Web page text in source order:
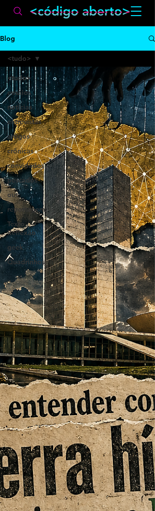
Blog
<tudo>
ensaios
notícias
entrevistas
artigos
crônicas
convidados
pescados
out
reportagem
Texto /
Reflexão
geek
Quadrinhos
<tudo>